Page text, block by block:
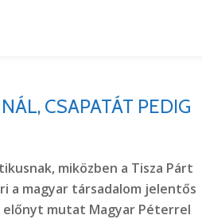
CSAPATÁT PEDIG
miközben a Tisza Párt
a magyar társadalom jelentős
előnyt mutat Magyar Péterrel